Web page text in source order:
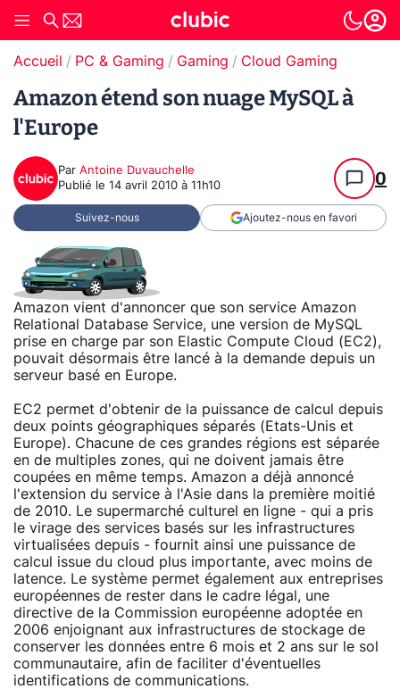
Accueil PC & Gaming Gaming Cloud Gaming
Amazon étend son nuage MySQL à
l'Europe
Par Antoine Duvauchelle
Publié le 14 avril 2010 à 11h10 0
Suivez-nous Ajoutez-nous en favori
Amazon vient d'annoncer que son service Amazon
Relational Database Service, une version de MySQL
prise en charge par son Elastic Compute Cloud (EC2),
pouvait désormais être lancé à la demande depuis un
serveur basé en Europe.
EC2 permet d'obtenir de la puissance de calcul depuis
deux points géographiques séparés (Etats-Unis et
Europe). Chacune de ces grandes régions est séparée
en de multiples zones, qui ne doivent jamais être
coupées en même temps. Amazon a déjà annoncé
l'extension du service à l'Asie dans la première moitié
de 2010. Le supermarché culturel en ligne - qui a pris
le virage des services basés sur les infrastructures
virtualisées depuis - fournit ainsi une puissance de
calcul issue du cloud plus importante, avec moins de
latence. Le système permet également aux entreprises
européennes de rester dans le cadre légal, une
directive de la Commission européenne adoptée en
2006 enjoignant aux infrastructures de stockage de
conserver les données entre 6 mois et 2 ans sur le sol
communautaire, afin de faciliter d'éventuelles
identifications de communications.